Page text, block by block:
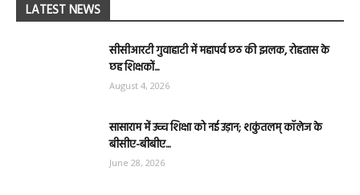
LATEST NEWS
सीसीआरटी गुवाहाटी में महापर्व छठ की झलक, रोहतास के
छह शिक्षकों...
August 4, 2026
सासाराम में उच्च शिक्षा को नई उड़ान; शकुंतलम् कॉलेज के
बीसीए-बीबीए...
June 28, 2026